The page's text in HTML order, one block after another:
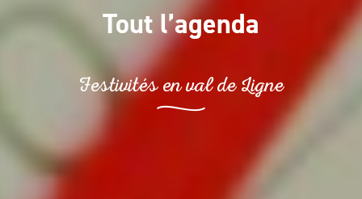
Tout l’agenda
Festivités en val de Ligne